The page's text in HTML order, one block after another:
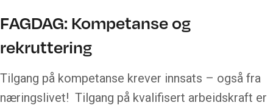
FAGDAG: Kompetanse og
rekruttering
Tilgang på kompetanse krever innsats – også fra
næringslivet! Tilgang på kvalifisert arbeidskraft er